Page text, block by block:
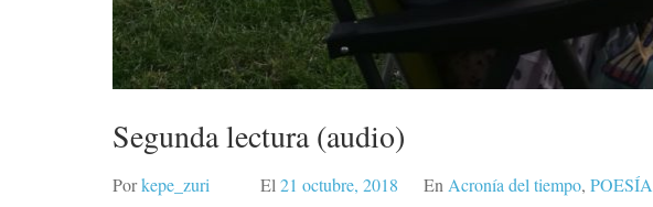
Segunda lectura (audio)
Porkepe_zuri El21 octubre, 2018 EnAcronía del tiempo, POESÍA